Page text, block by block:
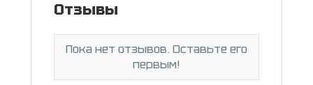
Отзывы
Пока нет отзывов. Оставьте его
первым!